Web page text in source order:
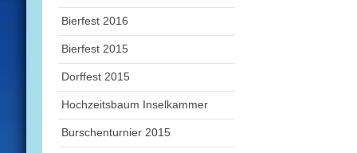
Bierfest 2016
Bierfest 2015
Dorffest 2015
Hochzeitsbaum Inselkammer
Burschenturnier 2015